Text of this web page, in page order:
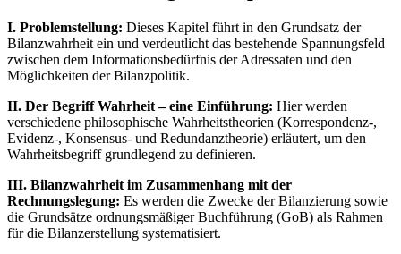
I. Problemstellung: Dieses Kapitel führt in den Grundsatz der
Bilanzwahrheit ein und verdeutlicht das bestehende Spannungsfeld
zwischen dem Informationsbedürfnis der Adressaten und den
Möglichkeiten der Bilanzpolitik.
II. Der Begriff Wahrheit – eine Einführung: Hier werden
verschiedene philosophische Wahrheitstheorien (Korrespondenz-,
Evidenz-, Konsensus- und Redundanztheorie) erläutert, um den
Wahrheitsbegriff grundlegend zu definieren.
III. Bilanzwahrheit im Zusammenhang mit der
Rechnungslegung: Es werden die Zwecke der Bilanzierung sowie
die Grundsätze ordnungsmäßiger Buchführung (GoB) als Rahmen
für die Bilanzerstellung systematisiert.